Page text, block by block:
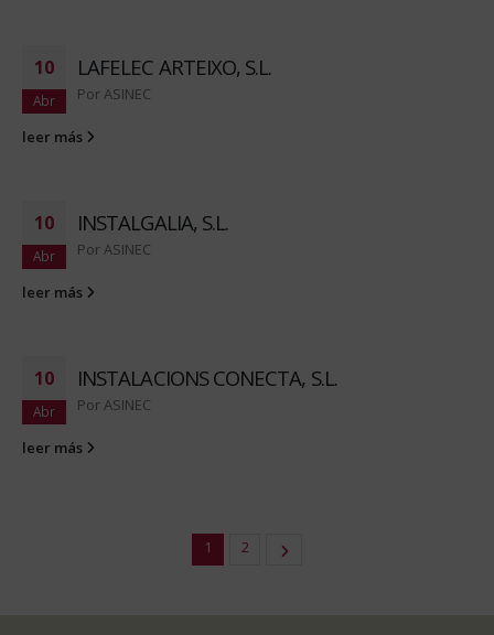
10
Abr
LAFELEC ARTEIXO, S.L.
PorASINEC
leer más
10
Abr
INSTALGALIA, S.L.
PorASINEC
leer más
10
Abr
INSTALACIONS CONECTA, S.L.
PorASINEC
leer más
1 2